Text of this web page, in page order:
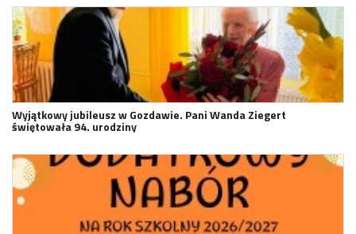
Wyjątkowy jubileusz w Gozdawie. Pani Wanda Ziegert
świętowała 94. urodziny